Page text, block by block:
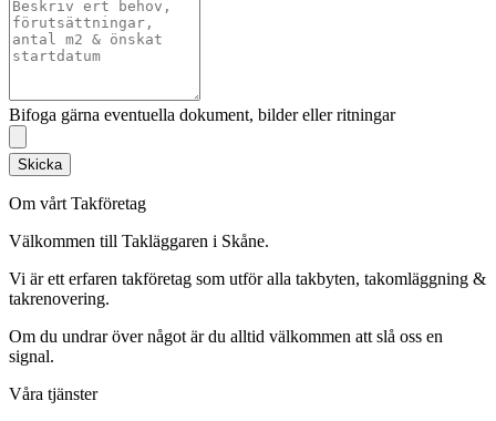
Bifoga gärna eventuella dokument, bilder eller ritningar
Skicka
Om vårt Takföretag
Välkommen till Takläggaren i Skåne.
Vi är ett erfaren takföretag som utför alla takbyten, takomläggning &
takrenovering.
Om du undrar över något är du alltid välkommen att slå oss en
signal.
Våra tjänster